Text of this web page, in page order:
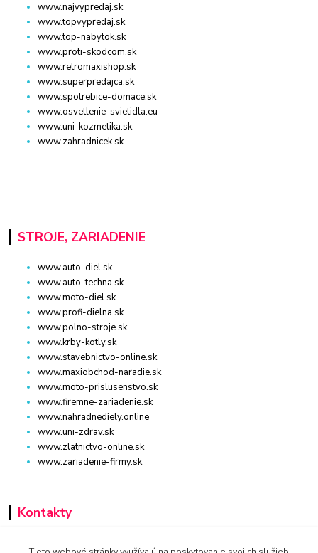
www.najvypredaj.sk
www.topvypredaj.sk
www.top-nabytok.sk
www.proti-skodcom.sk
www.retromaxishop.sk
www.superpredajca.sk
www.spotrebice-domace.sk
www.osvetlenie-svietidla.eu
www.uni-kozmetika.sk
www.zahradnicek.sk
STROJE, ZARIADENIE
www.auto-diel.sk
www.auto-techna.sk
www.moto-diel.sk
www.profi-dielna.sk
www.polno-stroje.sk
www.krby-kotly.sk
www.stavebnictvo-online.sk
www.maxiobchod-naradie.sk
www.moto-prislusenstvo.sk
www.firemne-zariadenie.sk
www.nahradnediely.online
www.uni-zdrav.sk
www.zlatnictvo-online.sk
www.zariadenie-firmy.sk
Kontakty
+421 940 949 000